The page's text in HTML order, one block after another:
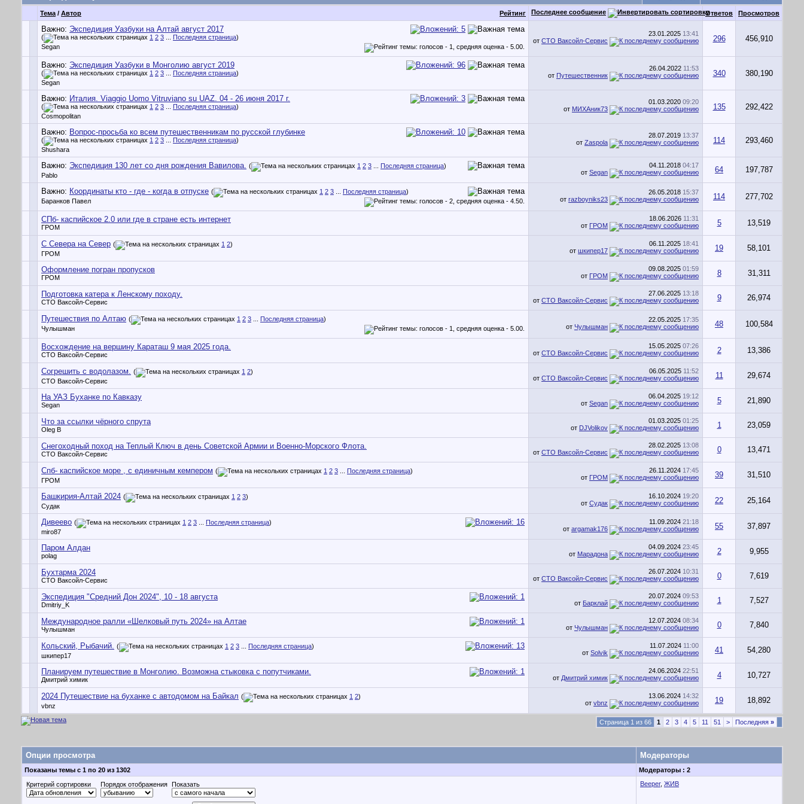
Рейтинг
Тема / Автор Последнее сообщение Ответов Просмотров
Важно: Экспедиция Уазбуки на Алтай август 2017
( 1 2 3 Последняя страница)
Segan
23.01.2025 13:41
от СТО Ваксойл-Сервис 296 456,910
Важно: Экспедиция Уазбуки в Монголию август 2019
( 1 2 3 Последняя страница)
Segan
26.04.2022 11:53
от Путешественник 340 380,190
Важно: Италия. Viaggio Uomo Vitruviano su UAZ. 04 - 26 июня 2017 г.
( 1 2 3 Последняя страница)
Cosmopolitan
01.03.2020 09:20
от МИХАник73 135 292,422
Важно: Вопрос-просьба ко всем путешественникам по русской глубинке
( 1 2 3 Последняя страница)
Shushara
28.07.2019 13:37
от Zaspola 114 293,460
Важно: Экспедиция 130 лет со дня рождения Вавилова. ( 1 2 3 Последняя страница)
Pablo
04.11.2018 04:17
от Segan 64 197,787
Важно: Координаты кто - где - когда в отпуске ( 1 2 3 Последняя страница)
Баранков Павел
26.05.2018 15:37
от razboyniks23 114 277,702
СПб- каспийское 2.0 или где в стране есть интернет
ГРОМ
18.06.2026 11:31
от ГРОМ 5 13,519
С Севера на Север ( 1 2)
ГРОМ
06.11.2025 18:41
от шкипер17 19 58,101
Оформление погран пропусков
ГРОМ
09.08.2025 01:59
от ГРОМ 8 31,311
Подготовка катера к Ленскому походу.
СТО Ваксойл-Сервис
27.06.2025 13:18
от СТО Ваксойл-Сервис 9 26,974
Путешествия по Алтаю ( 1 2 3 Последняя страница)
Чулышман
22.05.2025 17:35
от Чулышман 48 100,584
Восхождение на вершину Караташ 9 мая 2025 года.
СТО Ваксойл-Сервис
15.05.2025 07:26
от СТО Ваксойл-Сервис 2 13,386
Согрешить с водолазом. ( 1 2)
СТО Ваксойл-Сервис
06.05.2025 11:52
от СТО Ваксойл-Сервис 11 29,674
На УАЗ Буханке по Кавказу
Segan
06.04.2025 19:12
от Segan 5 21,890
Что за ссылки чёрного спрута
Oleg B
01.03.2025 01:25
от DJVolikov 1 23,059
Снегоходный поход на Теплый Ключ в день Советской Армии и Военно-Морского Флота.
СТО Ваксойл-Сервис
28.02.2025 13:08
от СТО Ваксойл-Сервис 0 13,471
Спб- каспийское море , с единичным кемпером ( 1 2 3 Последняя страница)
ГРОМ
26.11.2024 17:45
от ГРОМ 39 31,510
Башкирия-Алтай 2024 ( 1 2 3)
Судак
16.10.2024 19:20
от Судак 22 25,164
Дивеево ( 1 2 3 Последняя страница)
miro87
11.09.2024 21:18
от argamak176 55 37,897
Паром Алдан
polag
04.09.2024 23:45
от Марадона 2 9,955
Бухтарма 2024
СТО Ваксойл-Сервис
26.07.2024 10:31
от СТО Ваксойл-Сервис 0 7,619
Экспедиция "Средний Дон 2024", 10 - 18 августа
Dmitriy_K
20.07.2024 09:53
от Барклай 1 7,527
Международное ралли «Шелковый путь 2024» на Алтае
Чулышман
12.07.2024 08:34
от Чулышман 0 7,840
Кольский, Рыбачий. ( 1 2 3 Последняя страница)
шкипер17
11.07.2024 11:00
от Solvik 41 54,280
Планируем путешествие в Монголию. Возможна стыковка с попутчиками.
Дмитрий химик
24.06.2024 22:51
от Дмитрий химик 4 10,727
2024 Путешествие на буханке с автодомом на Байкал ( 1 2)
vbnz
13.06.2024 14:32
от vbnz 19 18,892
Страница 1 из 66 1 2 3 4 5 11 51 > Последняя »
Опции просмотра Модераторы
Показаны темы с 1 по 20 из 1302
Модераторы : 2
Критерий сортировки
Порядок отображения Показать Beeper, ЖИВ